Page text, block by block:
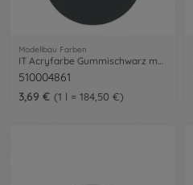
Modellbau Farben
IT Acryfarbe Gummischwarz matt 20ml
510004861
3,69 €
1 l = 184,50 €